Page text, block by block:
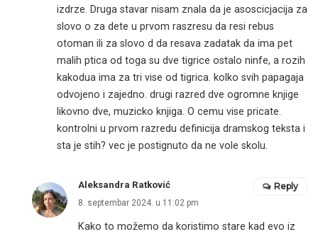
izdrze. Druga stavar nisam znala da je asoscicjacija za
slovo o za dete u prvom raszresu da resi rebus
otoman ili za slovo d da resava zadatak da ima pet
malih ptica od toga su dve tigrice ostalo ninfe, a rozih
kakodua ima za tri vise od tigrica. kolko svih papagaja
odvojeno i zajedno. drugi razred dve ogromne knjige
likovno dve, muzicko knjiga. O cemu vise pricate.
kontrolni u prvom razredu definicija dramskog teksta i
sta je stih? vec je postignuto da ne vole skolu.
Aleksandra Ratković
8. septembar 2024. u 11:02 pm
Kako to možemo da koristimo stare kad evo iz
Reply